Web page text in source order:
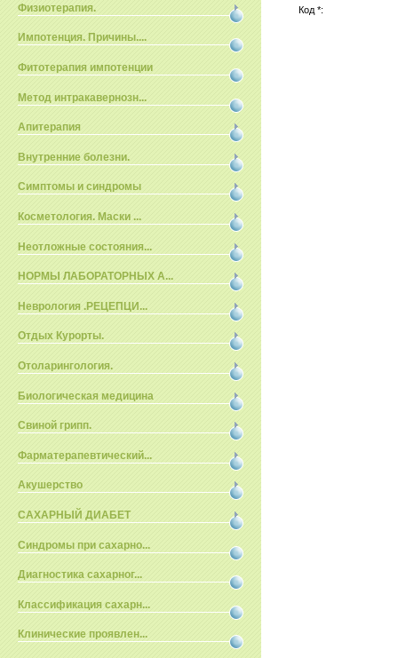
Физиотерапия.
Импотенция. Причины....
Фитотерапия импотенции
Метод интракавернозн...
Апитерапия
Внутренние болезни.
Симптомы и синдромы
Косметология. Маски ...
Неотложные состояния...
НОРМЫ ЛАБОРАТОРНЫХ А...
Неврология .РЕЦЕПЦИ...
Отдых Курорты.
Отоларингология.
Биологическая медицина
Свиной грипп.
Фарматерапевтический...
Акушерство
САХАРНЫЙ ДИАБЕТ
Синдромы при сахарно...
Диагностика сахарног...
Классификация сахарн...
Клинические проявлен...
Код *: